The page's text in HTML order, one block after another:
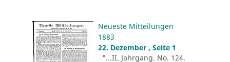
Neueste Mitteilungen
1883
22. Dezember , Seite 1
"...II. Jahrgang. No. 124.